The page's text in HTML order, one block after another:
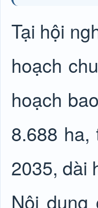
Tại hội
hoạch
hoạch
8.688
2035, dài
Nội dung